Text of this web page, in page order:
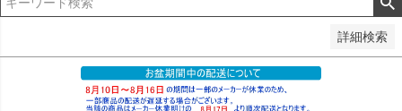
詳細検索